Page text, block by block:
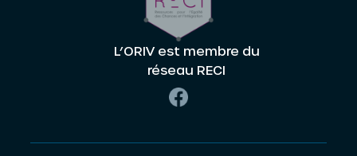
L’ORIV est membre du
réseau RECI